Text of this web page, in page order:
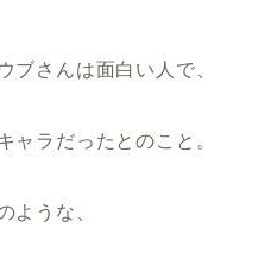
ブさんは面白い人で、
ャラだったとのこと。
ような、